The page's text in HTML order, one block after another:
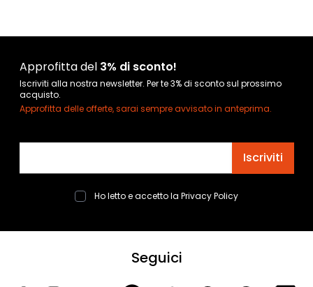
Approfitta del 3% di sconto!
Iscriviti alla nostra newsletter. Per te 3% di sconto sul prossimo
acquisto.
Approfitta delle offerte, sarai sempre avvisato in anteprima.
Iscriviti
Ho letto e accetto la Privacy Policy
Seguici